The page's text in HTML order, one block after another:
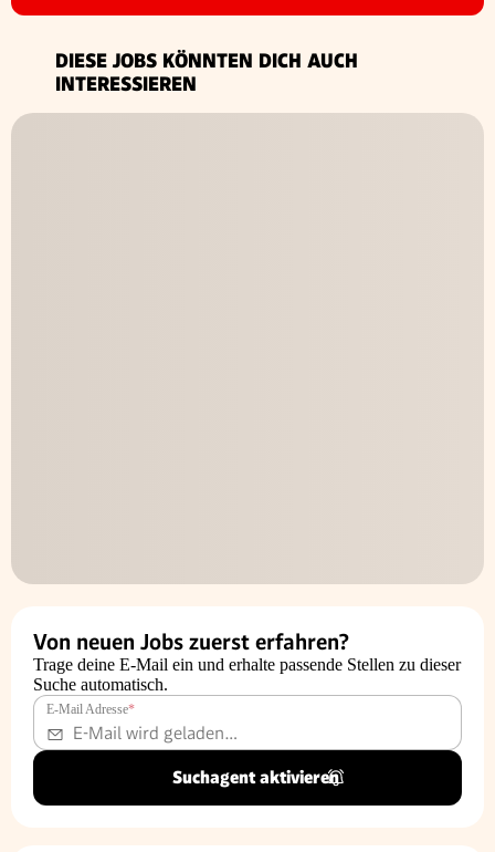
DIESE JOBS KÖNNTEN DICH AUCH
INTERESSIEREN
Von neuen Jobs zuerst erfahren?
Trage deine E-Mail ein und erhalte passende Stellen zu dieser
Suche automatisch.
E-Mail Adresse*
Suchagent aktivieren